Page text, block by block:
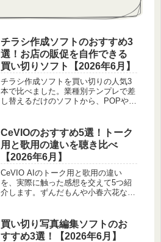
チラシ作成ソフトのおすすめ3
選！お店の販促を自作できる
買い切りソフト【2026年6月】
チラシ作成ソフトを買い切りの人気3
本で比べました。業種別テンプレで差
し替えるだけのソフトから、POPや文
ます。
CeVIOのおすすめ5選！トーク
用と歌用の違いを聴き比べ
【2026年6月】
CeVIO AIのトーク用と歌用の違い
を、実際に触った感想を交えて5つ紹
介します。ずんだもんや小春六花など
買い切り写真編集ソフトのお
すすめ3選！【2026年6月】